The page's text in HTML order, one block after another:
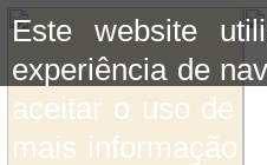
Este website
experiência de
aceitar o uso de
mais informação